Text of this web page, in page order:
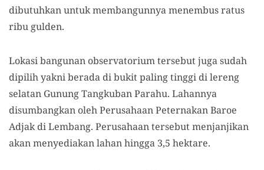
dibutuhkan untuk membangunnya menembus ratus
ribu gulden.
Lokasi bangunan observatorium tersebut juga sudah
dipilih yakni berada di bukit paling tinggi di lereng
selatan Gunung Tangkuban Parahu. Lahannya
disumbangkan oleh Perusahaan Peternakan Baroe
Adjak di Lembang. Perusahaan tersebut menjanjikan
akan menyediakan lahan hingga 3,5 hektare.